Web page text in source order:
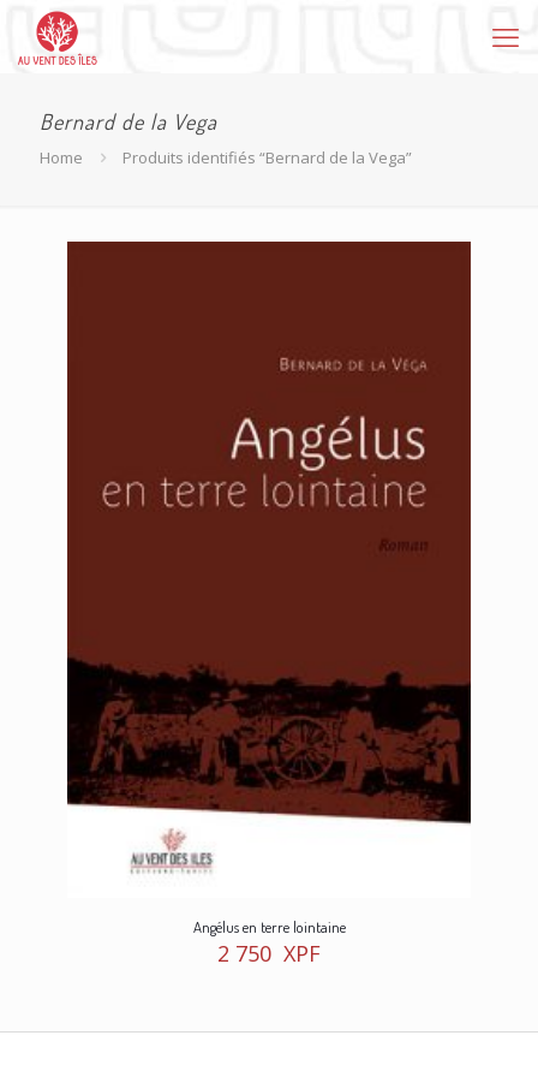
Bernard de la Vega
Home Produits identifiés “Bernard de la Vega”
Angélus en terre lointaine
2 750 XPF